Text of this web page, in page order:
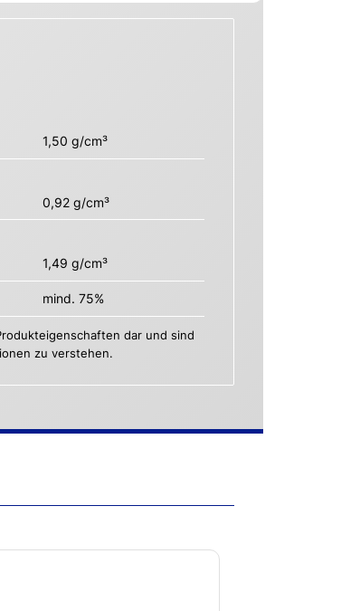
1,50 g/cm³
0,92 g/cm³
1,49 g/cm³
mind. 75%
dar und sind
zu verstehen.